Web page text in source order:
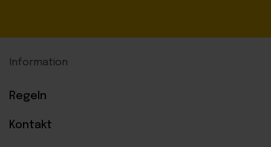
Information
Regeln
Kontakt